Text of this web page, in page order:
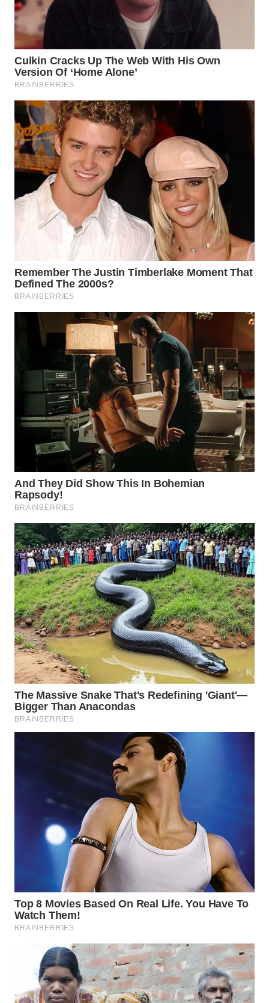
WN
INDRAMAYU
WN
KUNINGAN
WN
MAJALENGKA
WN
SUBANG
WN
SUKABUMI
PURWAKARTA
WN
TIMUR
WN
WN
WN
BOROBUDUR
WN
MADURA
WN
SURABAYA
WN
NATUNA
WN
BINTAN
WN
MANDALIKA
WN
LIKUPANG
BORNEO
NEWS
WAHANA
WAHANA
ADVOKAT